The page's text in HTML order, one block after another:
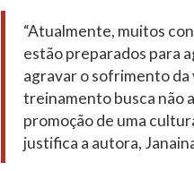
“Atualmente, muitos
estão preparados para
agravar o sofrimento
treinamento busca não
promoção de uma
justifica a autora,